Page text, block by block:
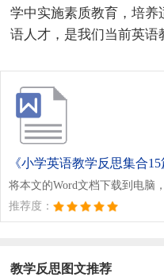
学中实施素质教育，培
语人才，是我们当前英语
《小学英语教学反思集合15
将本文的Word文档下载到电脑
推荐度：
教学反思图文推荐